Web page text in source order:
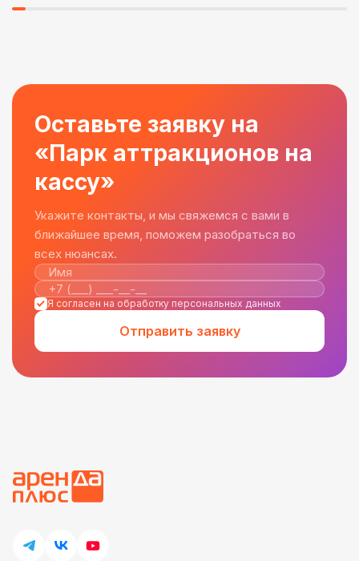
Оставьте заявку на
«Парк аттракционов на
кассу»
Укажите контакты, и мы свяжемся с вами в
ближайшее время, поможем разобраться во
всех нюансах.
Я согласен на обработку персональных данных
Отправить заявку